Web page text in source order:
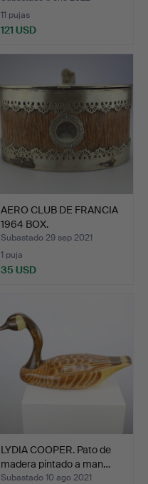
11 pujas
121 USD
AERO CLUB DE FRANCIA
1964 BOX.
Subastado 29 sep 2021
1 puja
35 USD
LYDIA COOPER. Pato de
madera pintado a man…
Subastado 10 ago 2021